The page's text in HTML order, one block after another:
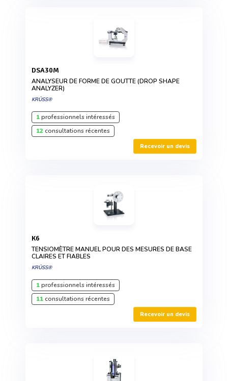
DSA30M
ANALYSEUR DE FORME DE GOUTTE (DROP SHAPE
ANALYZER)
KRÜSS®
1professionnels intéressés
12consultations récentes
Recevoir un devis
K6
TENSIOMÈTRE MANUEL POUR DES MESURES DE BASE
CLAIRES ET FIABLES
KRÜSS®
1professionnels intéressés
11consultations récentes
Recevoir un devis